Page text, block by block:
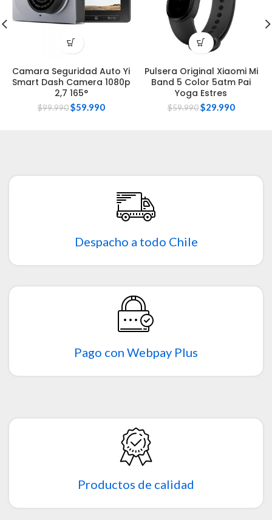
Camara Seguridad Auto Yi
Smart Dash Camera 1080p
2,7 165°
$99.990 $59.990
Pulsera Original Xiaomi Mi
Band 5 Color 5atm Pai
Yoga Estres
$59.990 $29.990
Despacho a todo Chile
Pago con Webpay Plus
Productos de calidad